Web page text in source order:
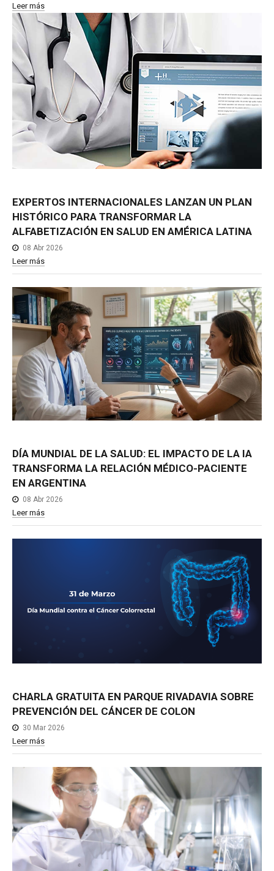
Leer más
EXPERTOS INTERNACIONALES LANZAN UN PLAN
HISTÓRICO PARA TRANSFORMAR LA
ALFABETIZACIÓN EN SALUD EN AMÉRICA LATINA
08 Abr 2026
Leer más
DÍA MUNDIAL DE LA SALUD: EL IMPACTO DE LA IA
TRANSFORMA LA RELACIÓN MÉDICO-PACIENTE
EN ARGENTINA
08 Abr 2026
Leer más
CHARLA GRATUITA EN PARQUE RIVADAVIA SOBRE
PREVENCIÓN DEL CÁNCER DE COLON
30 Mar 2026
Leer más